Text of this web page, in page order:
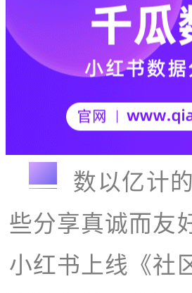
数以亿计
些分享真诚而友
小红书上线《社